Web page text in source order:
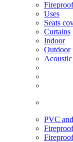
Uses
Seats
Curtains
Indoor
Outdoor
PVC